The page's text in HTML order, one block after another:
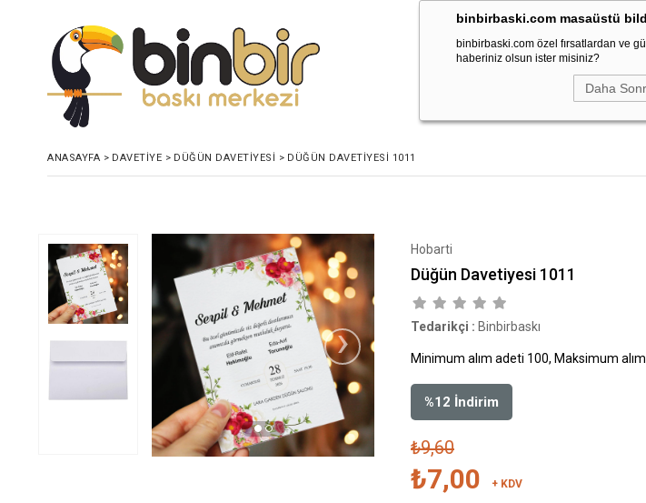
binbirbaski.com masaüstü
binbirbaski.com özel fırsatlardan ve
haberiniz olsun ister misiniz?
Daha
Rozet Magnetler Kişiye
ANASAYFA > DAVETIYE > DÜĞÜN DAVETIYESI > DÜĞÜN DAVETIYESI 1011
›
Hobarti
Düğün Davetiyesi 1011
Tedarikçi : Binbirbaskı
Minimum alım adeti 100, Maksimum
%12 İndirim
₺9,60
₺7,00 + KDV